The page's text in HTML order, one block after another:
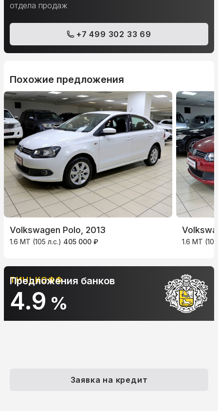
отдела продаж
+7 499 302 33 69
Похожие предложения
Volkswagen Polo, 2013
1.6 MT (105 л.с.) 405 000 ₽ 1.6 MT
АЛЬФА-БАНК
10.9%
Предложения банков
Заявка на кредит